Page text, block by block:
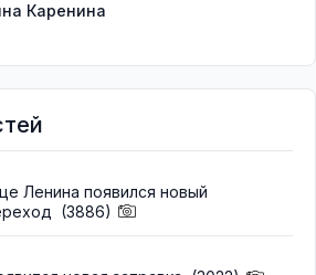
Каренина
Ленина появился новый
(3886)